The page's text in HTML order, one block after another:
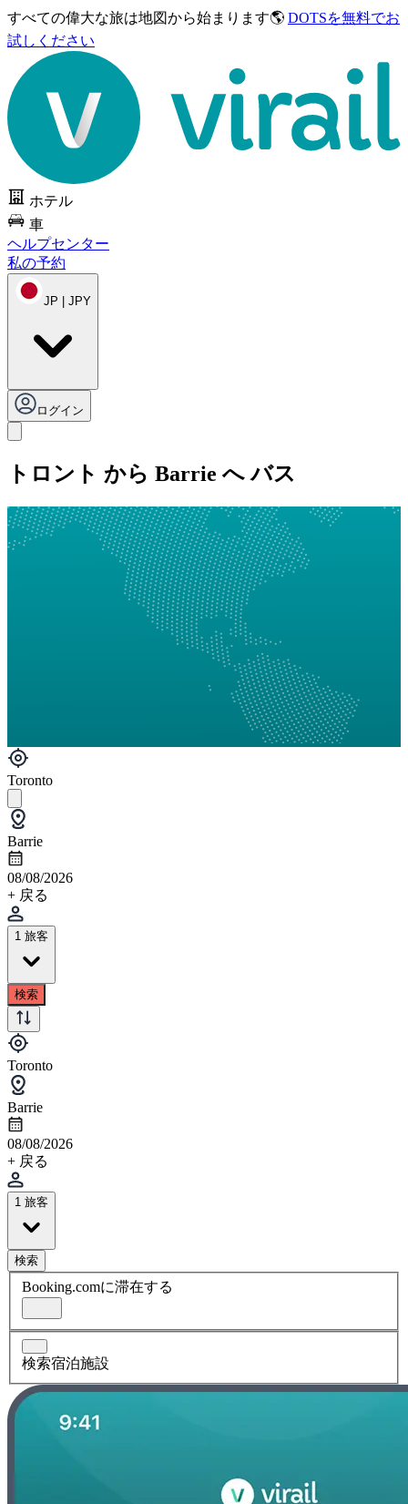
すべての偉大な旅は地図から始まります🌎 DOTSを無料でお
試しください
ホテル
車
ヘルプセンター
私の予約
JP | JPY
ログイン
トロント から Barrie へ バス
Toronto
Barrie
08/08/2026
+ 戻る
1 旅客
検索
Toronto
Barrie
08/08/2026
+ 戻る
1 旅客
検索
Booking.comに滞在する
検索宿泊施設